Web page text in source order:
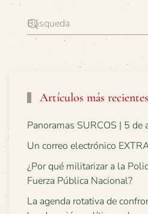
Artículos más recientes
Panoramas SURCOS | 5
Un correo electrónico
¿Por qué militarizar a la
Fuerza Pública Nacional?
La agenda rotativa de